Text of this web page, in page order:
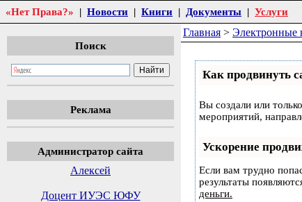
«Нет Права?» | Новости | Книги | Документы | Услуги
Поиск
Реклама
Администратор сайта
Алексей
Доцент ИУЭС ЮФУ
Главная > Электронные
Как продвинуть
Вы создали или
мероприятий,
Ускорение
Если вам трудно
результаты
деньги.